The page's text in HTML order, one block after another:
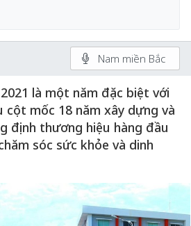
Nam miền Bắc
là một năm đặc biệt với
cột mốc 18 năm xây dựng và
định thương hiệu hàng đầu
sóc sức khỏe và dinh